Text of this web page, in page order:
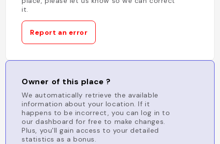
it.
Report an error
Owner of this place ?
We automatically retrieve the available
information about your location. If it
happens to be incorrect, you can log in to
our dashboard for free to make changes.
Plus, you'll gain access to your detailed
statistics as a bonus.